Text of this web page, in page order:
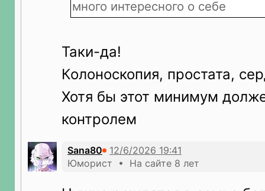
много интересного о себе
Таки-да!
Колоноскопия, простата,
Хотя бы этот минимум
контролем
Sana80
Юморист • На сайте 8 лет